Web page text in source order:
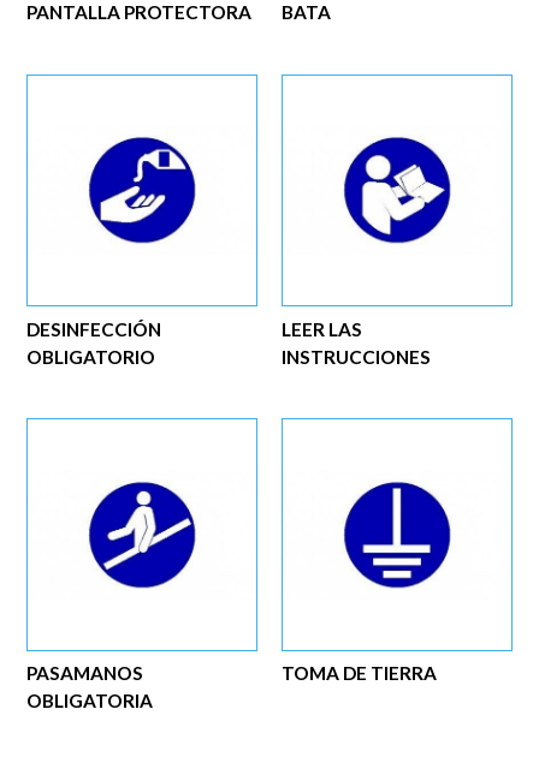
BATA
PANTALLA PROTECTORA
LEER LAS
INSTRUCCIONES
DESINFECCIÓN
OBLIGATORIO
TOMA DE TIERRA
PASAMANOS
OBLIGATORIA